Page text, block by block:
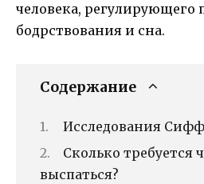
человека, регулирующего
бодрствования и сна.
Содержание
Исследования
Сколько требуется
выспаться?